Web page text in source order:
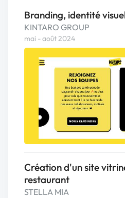
Branding, identité
KINTARO GROUP
mai - août 2024
Création d'un site
restaurant
STELLA MIA